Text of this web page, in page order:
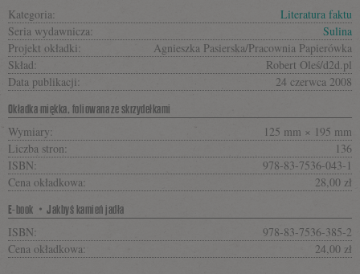
Kategoria:
Literatura faktu
Seria wydawnicza:
Sulina
Projekt okładki:
Agnieszka Pasierska/Pracownia Papierówka
Skład:
Robert Oleś/d2d.pl
Data publikacji:
24 czerwca 2008
Okładka miękka, foliowana ze skrzydełkami
Wymiary:
125 mm × 195 mm
Liczba stron:
136
ISBN:
978-83-7536-043-1
Cena okładkowa:
28,00 zł
E-book・Jakbyś kamień jadła
ISBN:
978-83-7536-385-2
Cena okładkowa:
24,00 zł